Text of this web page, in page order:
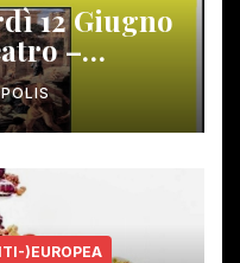
12 Giugno
–
)EUROPEA